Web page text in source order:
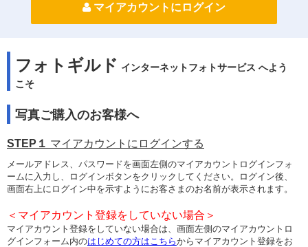
マイアカウントにログイン
フォトギルド インターネットフォトサービス へよう
こそ
写真ご購入のお客様へ
STEP１ マイアカウントにログインする
メールアドレス、パスワードを画面左側のマイアカウントログインフォ
ームに入力し、ログインボタンをクリックしてください。ログイン後、
画面右上にログイン中を示すようにお客さまのお名前が表示されます。
＜マイアカウント登録をしていない場合＞
マイアカウント登録をしていない場合は、画面左側のマイアカウントロ
グインフォーム内のはじめての方はこちらからマイアカウント登録をお